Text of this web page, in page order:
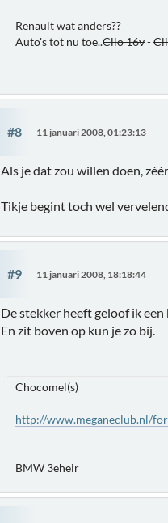
Renault wat anders??
Auto's tot nu toe..Clio 16v-
#8 11 januari 2008, 01:23:13
Als je dat zou willen doen,
Tikje begint toch wel
#9 11 januari 2008, 18:18:44
De stekker heeft geloof ik
En zit boven op kun je zo bij.
Chocomel(s)
http://www.meganeclub.nl/
BMW 3eheir